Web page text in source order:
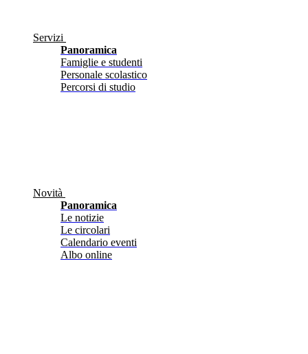
Servizi
Panoramica
Famiglie e studenti
Personale scolastico
Percorsi di studio
Novità
Panoramica
Le notizie
Le circolari
Calendario eventi
Albo online